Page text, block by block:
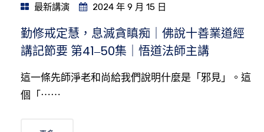
最新講演 2024 年 9 月 15 日
勤修戒定慧，息滅貪瞋痴｜佛說十善業道經
講記節要 第41‒50集｜悟道法師主講
這一條先師淨老和尚給我們說明什麼是「邪見」。這
個「⋯⋯